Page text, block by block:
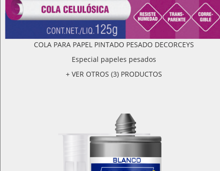
COLA PARA PAPEL PINTADO PESADO DECORCEYS
Especial papeles pesados
+ VER OTROS (3) PRODUCTOS